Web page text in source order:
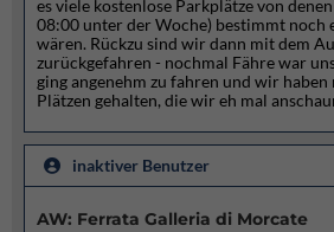
es viele kostenlose Parkplätze von
08:00 unter der Woche) bestimmt noch
wären. Rückzu sind wir dann mit dem
zurückgefahren - nochmal Fähre war
ging angenehm zu fahren und wir haben
Plätzen gehalten, die wir eh mal
inaktiver Benutzer
AW: Ferrata Galleria di Morcate